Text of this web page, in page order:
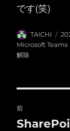
です(笑)
投
稿
TAICHI
投
稿
Microsoft Teams
解除
稿
前
前